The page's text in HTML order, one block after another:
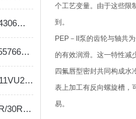
REXROTH力士乐R910994306工作原理 基本要求
REXROTH力士乐泵R902557662工作原理
力士乐泵PGH5-30/125RE11VU2产品特点：
REXROTH泵A4VS0125DR/30R-PPB13N00原理技术
个工艺变量。由于这些限
到。
PEP－II泵的齿轮与轴共
的有效润滑。这一特性减
四氟唇型密封共同构成水
表上加工有反向螺旋槽，
易。